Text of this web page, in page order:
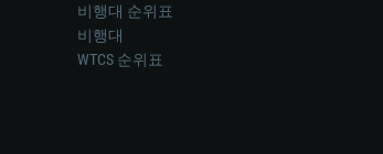
비행대 순위표
비행대
WTCS 순위표